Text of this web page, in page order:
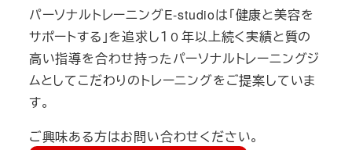
パーソナルトレーニングE-studioは「健康と美容を
サポートする」を追求し１０年以上続く実績と質の
高い指導を合わせ持ったパーソナルトレーニングジ
ムとしてこだわりのトレーニングをご提案していま
す。
ご興味ある方はお問い合わせください。